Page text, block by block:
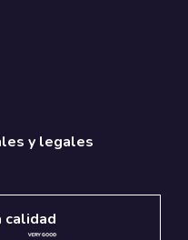
y legales
calidad